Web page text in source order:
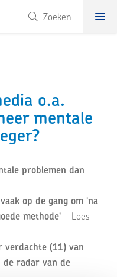
Zoeken
o.a.
mentale
problemen dan
op de gang om 'na
methode' - Loes
verdachte (11) van
radar van de